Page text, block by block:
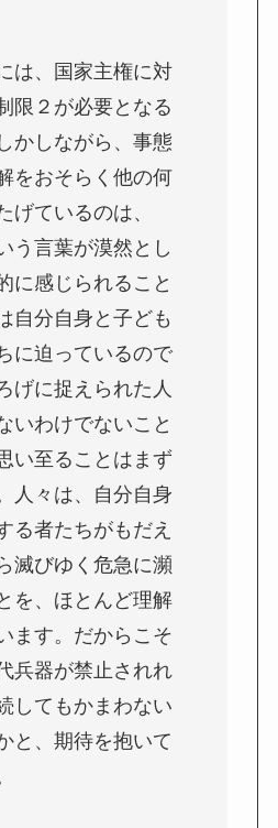
は、国家主権に対
限２が必要となる
かしながら、事態
をおそらく他の何
げているのは、
う言葉が漠然とし
に感じられること
自分自身と子ども
に迫っているので
げに捉えられた人
いわけでないこと
い至ることはまず
人々は、自分自身
る者たちがもだえ
滅びゆく危急に瀕
を、ほとんど理解
ます。だからこそ
兵器が禁止されれ
してもかまわない
と、期待を抱いて